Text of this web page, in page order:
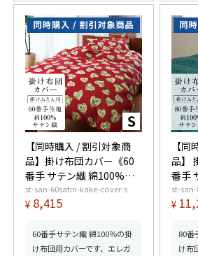
【同時購入 / 割引対象商
品】掛け布団カバー《60
番手 サテン織 綿100%》
シングル
st-san-60satin-kake-cover-s
¥ 8,415
60番手サテン織 綿100％の掛
け布団用カバーです、エレガ
【
品】
番手
シン
st-
¥
80番
け布